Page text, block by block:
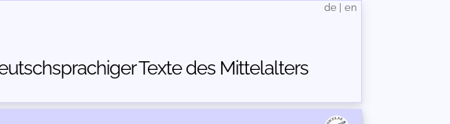
Texte des Mittelalters
de en